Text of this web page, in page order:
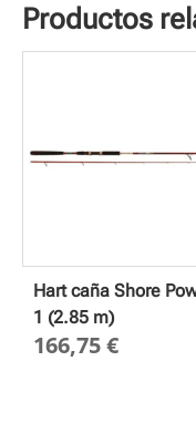
Productos
Hart caña Shore
1 (2.85 m)
166,75€